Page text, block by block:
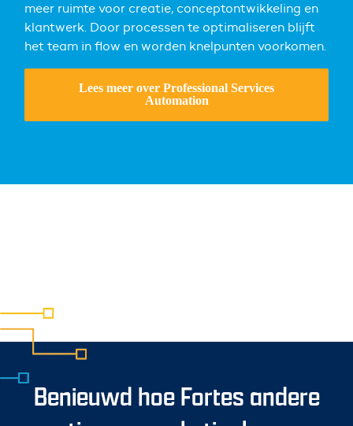
meer ruimte voor creatie, conceptontwikkeling en
klantwerk. Door processen te optimaliseren blijft
het team in flow en worden knelpunten voorkomen.
Lees meer over Professional Services
Automation
Benieuwd hoe Fortes andere